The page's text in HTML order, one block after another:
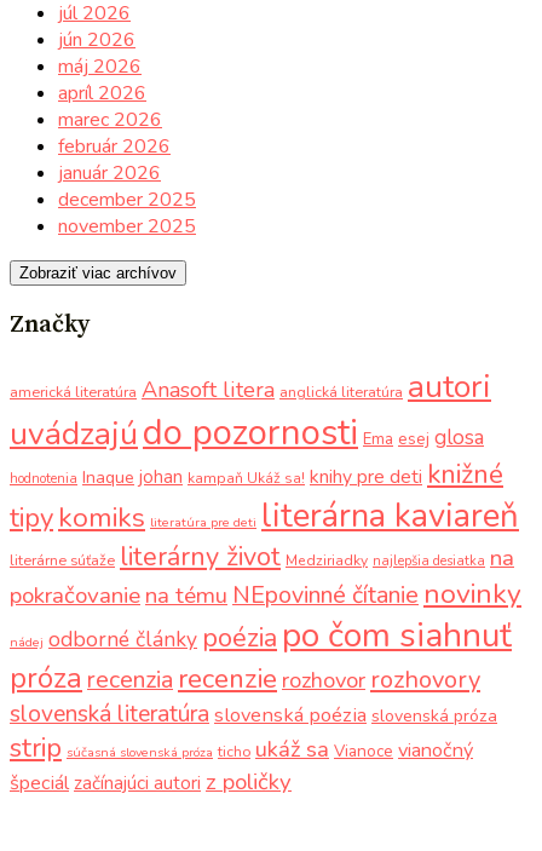
júl 2026
jún 2026
máj 2026
apríl 2026
marec 2026
február 2026
január 2026
december 2025
november 2025
Zobraziť viac archívov
Značky
americká literatúra Anasoft litera anglická literatúra autori
uvádzajúdo pozornosti Ema esej glosa
hodnotenia Inaque johan kampaň Ukáž sa! knihy pre deti knižné
tipy komiks literatúra pre deti literárna kaviareň
literárne súťaže literárny život Medziriadky najlepšia desiatka na
pokračovaniena tému NEpovinné čítanie novinky
nádej odborné články poézia po čom siahnuť
próza recenzia recenzie rozhovor rozhovory
slovenská literatúra slovenská poézia slovenská próza
strip súčasná slovenská próza ticho ukáž sa Vianoce vianočný
špeciál začínajúci autori z poličky